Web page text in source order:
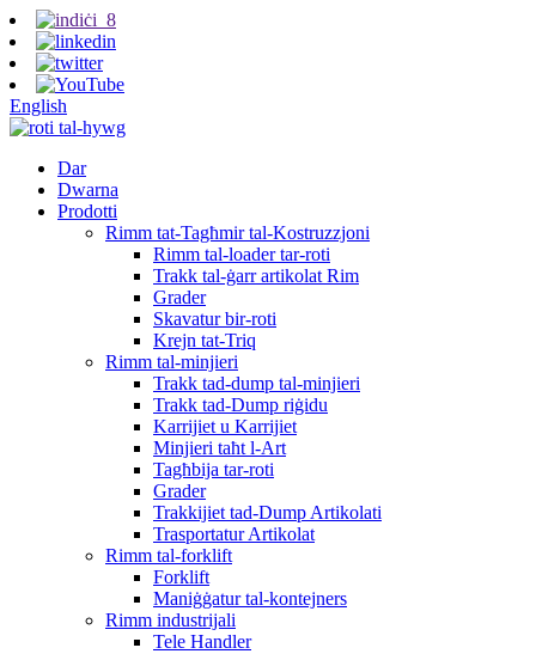
English
Dar
Dwarna
Prodotti
Rimm tat-Tagħmir tal-Kostruzzjoni
Rimm tal-loader tar-roti
Trakk tal-ġarr artikolat Rim
Grader
Skavatur bir-roti
Krejn tat-Triq
Rimm tal-minjieri
Trakk tad-dump tal-minjieri
Trakk tad-Dump riġidu
Karrijiet u Karrijiet
Minjieri taħt l-Art
Tagħbija tar-roti
Grader
Trakkijiet tad-Dump Artikolati
Trasportatur Artikolat
Rimm tal-forklift
Forklift
Maniġġatur tal-kontejners
Rimm industrijali
Tele Handler